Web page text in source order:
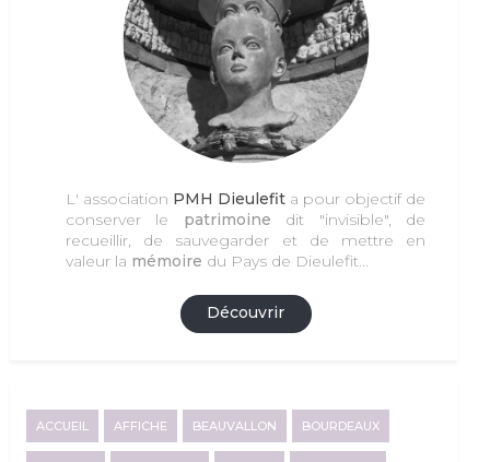
L' association PMH Dieulefit a pour objectif de
conserver le patrimoine dit "invisible", de
recueillir, de sauvegarder et de mettre en
valeur la mémoire du Pays de Dieulefit...
Découvrir
ACCUEIL AFFICHE BEAUVALLON BOURDEAUX